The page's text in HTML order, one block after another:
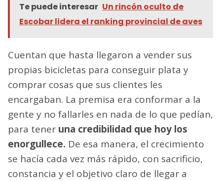
Te puede interesar Un rincón oculto de
Escobar lidera el ranking provincial de aves
Cuentan que hasta llegaron a vender sus
propias bicicletas para conseguir plata y
comprar cosas que sus clientes les
encargaban. La premisa era conformar a la
gente y no fallarles en nada de lo que pedían,
para tener una credibilidad que hoy los
enorgullece. De esa manera, el crecimiento
se hacía cada vez más rápido, con sacrificio,
constancia y el objetivo claro de llegar a